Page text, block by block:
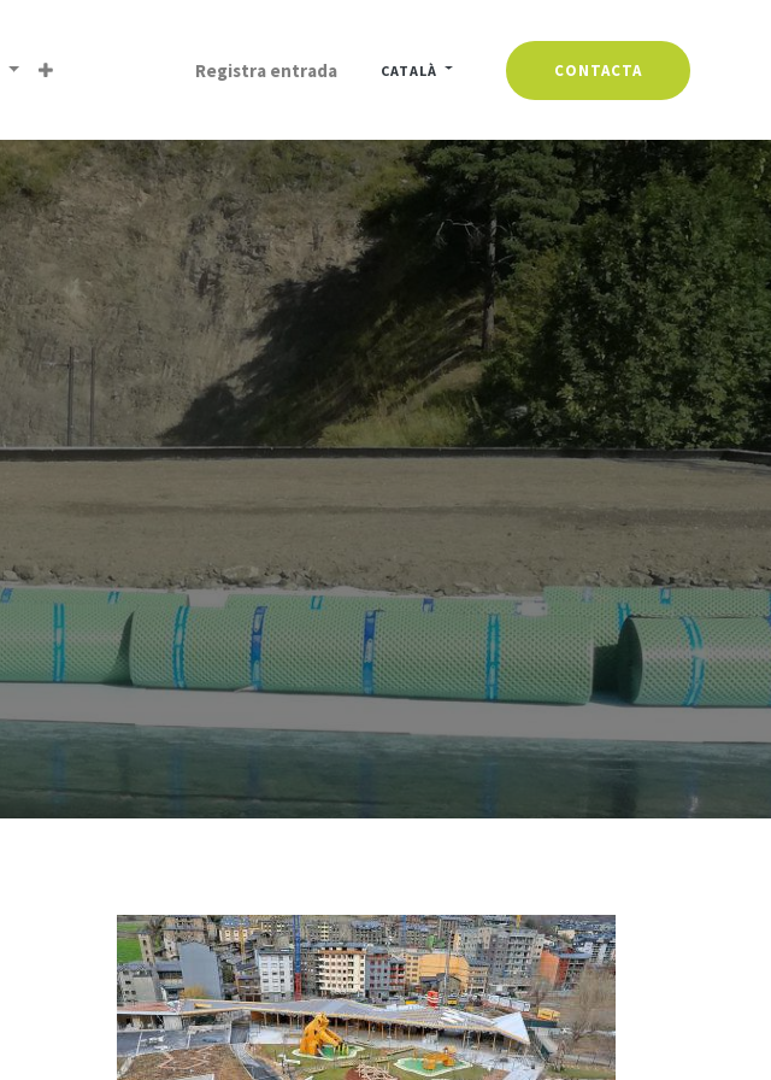
Registra entrada CATALÀ CONTACTA